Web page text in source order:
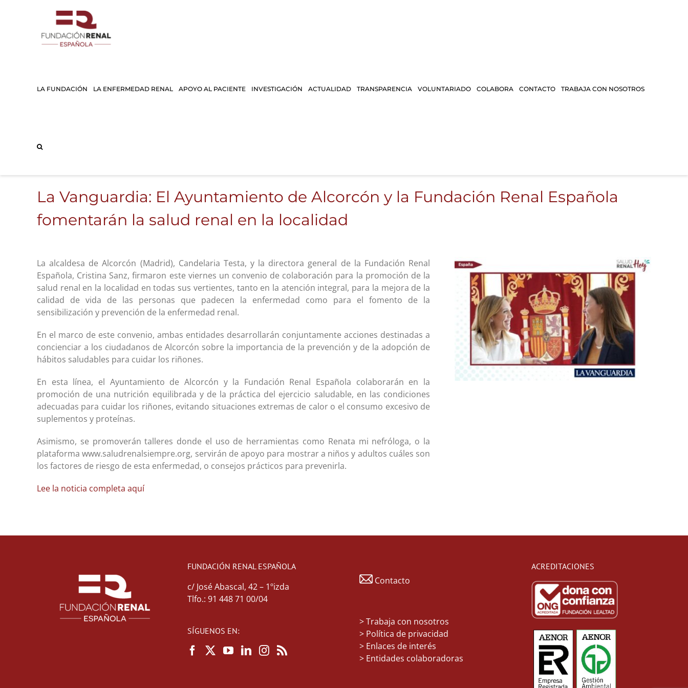
LA FUNDACIÓN LA ENFERMEDAD RENAL APOYO AL PACIENTE INVESTIGACIÓN ACTUALIDAD TRANSPARENCIA VOLUNTARIADO COLABORA CONTACTO TRABAJA CON NOSOTROS
La Vanguardia: El Ayuntamiento de Alcorcón y la Fundación Renal Española
fomentarán la salud renal en la localidad
La alcaldesa de Alcorcón (Madrid), Candelaria Testa, y la directora general de la Fundación Renal
Española, Cristina Sanz, firmaron este viernes un convenio de colaboración para la promoción de la
salud renal en la localidad en todas sus vertientes, tanto en la atención integral, para la mejora de la
calidad de vida de las personas que padecen la enfermedad como para el fomento de la
sensibilización y prevención de la enfermedad renal.
En el marco de este convenio, ambas entidades desarrollarán conjuntamente acciones destinadas a
concienciar a los ciudadanos de Alcorcón sobre la importancia de la prevención y de la adopción de
hábitos saludables para cuidar los riñones.
En esta línea, el Ayuntamiento de Alcorcón y la Fundación Renal Española colaborarán en la
promoción de una nutrición equilibrada y de la práctica del ejercicio saludable, en las condiciones
adecuadas para cuidar los riñones, evitando situaciones extremas de calor o el consumo excesivo de
suplementos y proteínas.
Asimismo, se promoverán talleres donde el uso de herramientas como Renata mi nefróloga, o la
plataforma www.saludrenalsiempre.org, servirán de apoyo para mostrar a niños y adultos cuáles son
los factores de riesgo de esta enfermedad, o consejos prácticos para prevenirla.
Lee la noticia completa aquí
FUNDACIÓN RENAL ESPAÑOLA
c/ José Abascal, 42 – 1ºizda
Tlfo.: 91 448 71 00/04
SÍGUENOS EN:
Contacto
>Trabaja con nosotros
> Política de privacidad
> Enlaces de interés
> Entidades colaboradoras
ACREDITACIONES